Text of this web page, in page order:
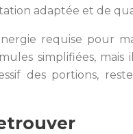
adaptée et de
requise pour
simplifiées,
des portions,